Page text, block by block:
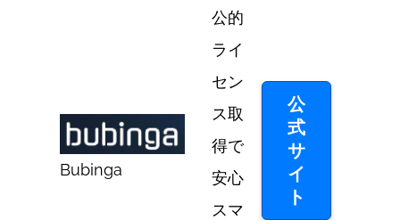
Bubinga
公的
ライ
セン
ス取
得で
安心
スマ
公
式
サ
イ
ト